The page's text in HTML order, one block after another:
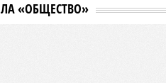
званий и
образцы наградных
субъекта. Согласно
введены удостоверения и